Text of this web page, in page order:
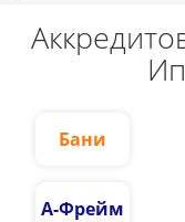
Бани
А-Фрейм